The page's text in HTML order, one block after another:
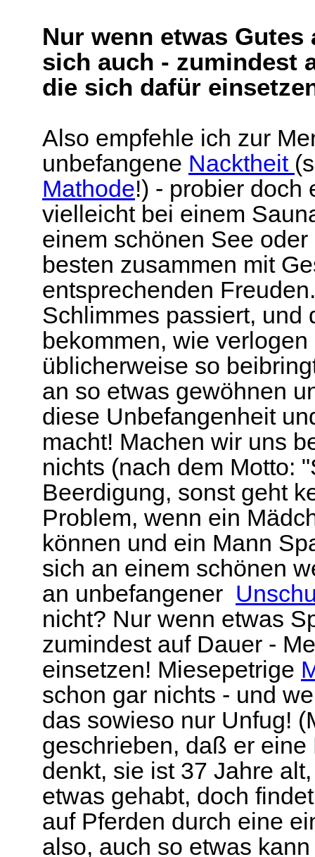
Nur wenn etwas
sich auch - zumindest
die sich dafür
Also empfehle ich zur
unbefangene Nacktheit
Mathode!) - probier doch
vielleicht bei einem
einem schönen See
besten zusammen mit
entsprechenden
Schlimmes passiert, und
bekommen, wie
üblicherweise so
an so etwas gewöhnen
diese Unbefangenheit
macht! Machen wir uns
nichts (nach dem Motto:
Beerdigung, sonst geht
Problem, wenn ein
können und ein Mann
sich an einem schönen
an unbefangener
nicht? Nur wenn etwas
zumindest auf Dauer -
einsetzen! Miesepetrige
schon gar nichts - und
das sowieso nur Unfug!
geschrieben, daß er
denkt, sie ist 37 Jahre
etwas gehabt, doch
auf Pferden durch eine
also, auch so etwas